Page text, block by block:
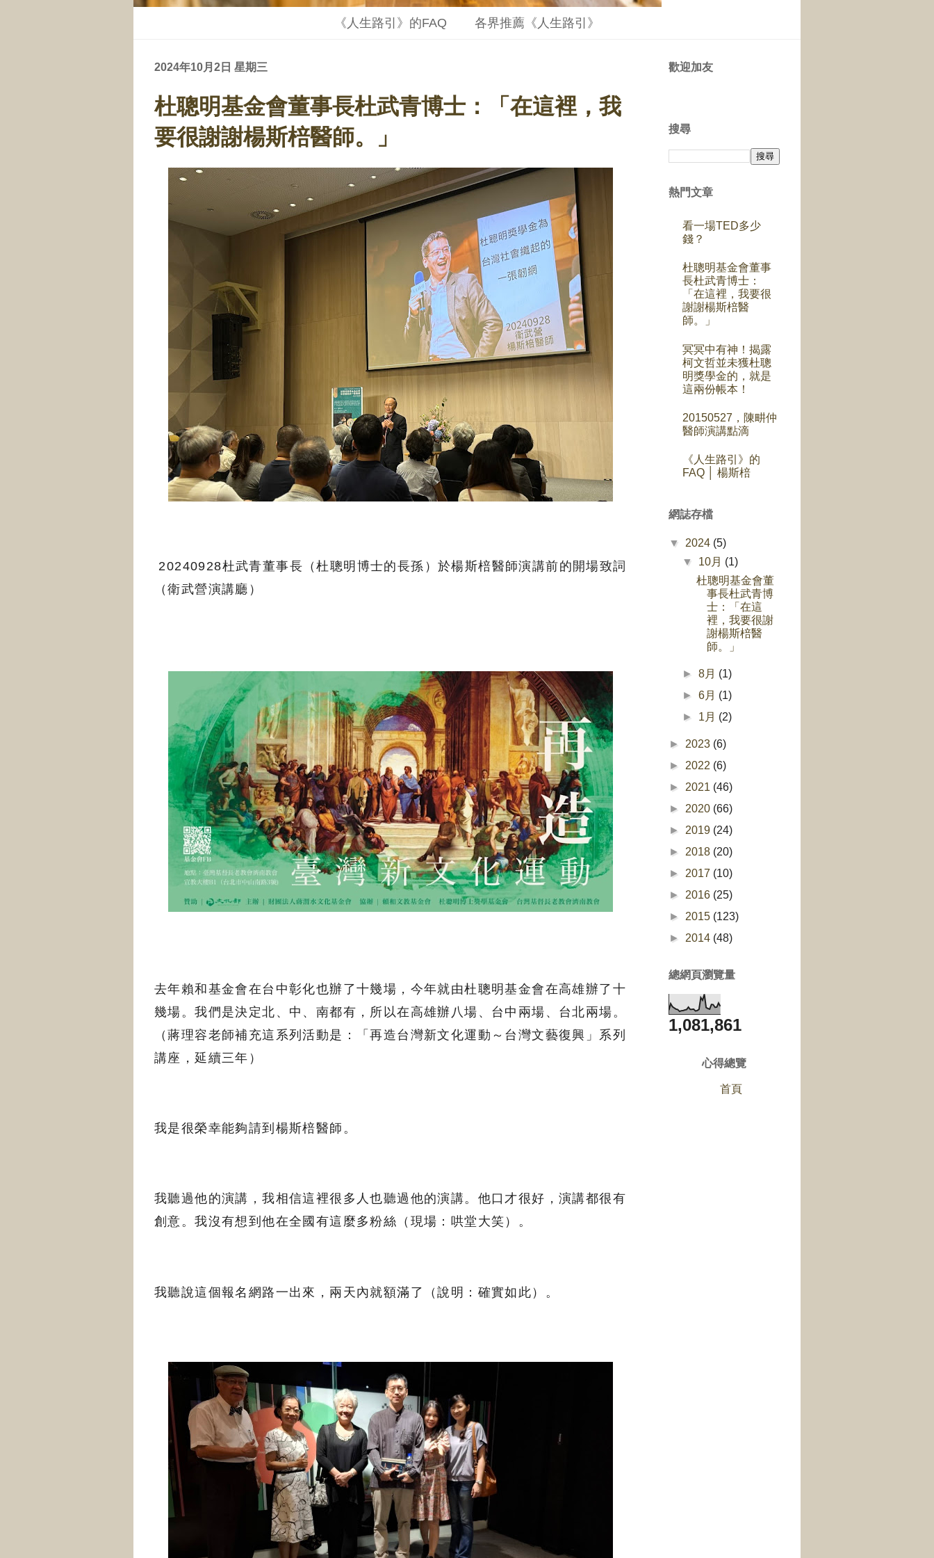
《人生路引》的FAQ 各界推薦《人生路引》
2024年10月2日 星期三
杜聰明基金會董事長杜武青博士：「在這裡，我
要很謝謝楊斯棓醫師。」
20240928杜武青董事長（杜聰明博士的長孫）於楊斯棓醫師演講前的開場致詞
（衛武營演講廳）
去年賴和基金會在台中彰化也辦了十幾場，今年就由杜聰明基金會在高雄辦了十
幾場。我們是決定北、中、南都有，所以在高雄辦八場、台中兩場、台北兩場。
（蔣理容老師補充這系列活動是：「再造台灣新文化運動～台灣文藝復興」系列
講座，延續三年）
我是很榮幸能夠請到楊斯棓醫師。
我聽過他的演講，我相信這裡很多人也聽過他的演講。他口才很好，演講都很有
創意。我沒有想到他在全國有這麼多粉絲（現場：哄堂大笑）。
我聽說這個報名網路一出來，兩天內就額滿了（說明：確實如此）。
歡迎加友
搜尋
熱門文章
看一場TED多少
錢？
杜聰明基金會董事
長杜武青博士：
「在這裡，我要很
謝謝楊斯棓醫
師。」
冥冥中有神！揭露
柯文哲並未獲杜聰
明獎學金的，就是
這兩份帳本！
20150527，陳畊仲
醫師演講點滴
《人生路引》的
FAQ │ 楊斯棓
網誌存檔
▼ 2024 (5)
▼ 10月 (1)
杜聰明基金會董
事長杜武青博
士：「在這
裡，我要很謝
謝楊斯棓醫
師。」
►8月 (1)
►6月 (1)
► 1月 (2)
► 2023 (6)
► 2022 (6)
► 2021 (46)
► 2020 (66)
► 2019 (24)
► 2018 (20)
► 2017 (10)
► 2016 (25)
► 2015 (123)
► 2014 (48)
總網頁瀏覽量
1,081,861
心得總覽
首頁